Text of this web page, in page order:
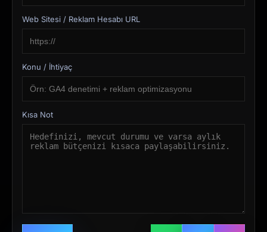
Web Sitesi / Reklam Hesabı URL
Konu / İhtiyaç
Kısa Not